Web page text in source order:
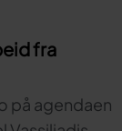
fra
på agendaen